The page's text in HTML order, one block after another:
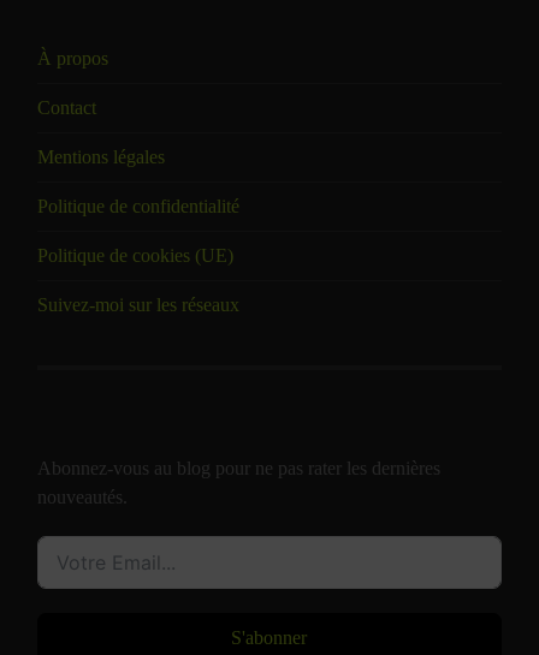
À propos
Contact
Mentions légales
Politique de confidentialité
Politique de cookies (UE)
Suivez-moi sur les réseaux
Abonnez-vous au blog pour ne pas rater les dernières
nouveautés.
S'abonner